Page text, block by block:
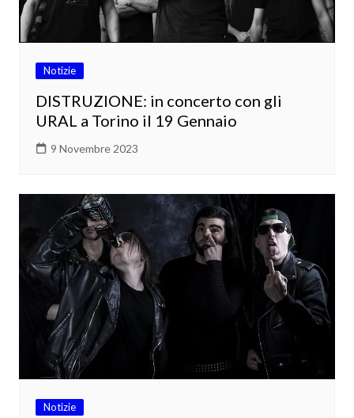
Notizie
DISTRUZIONE: in concerto con gli
URAL a Torino il 19 Gennaio
9 Novembre 2023
Notizie